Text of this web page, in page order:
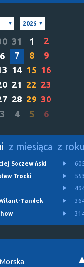
2026
31 1
2
6 7 8
9
14 15 16
21 22 23
28 29 30
3 4 5 6
z miesiąca z
Soczewiński
Trocki
Tandek